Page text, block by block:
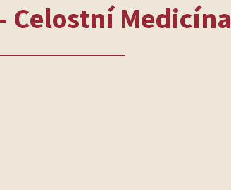
Celostní Medicína